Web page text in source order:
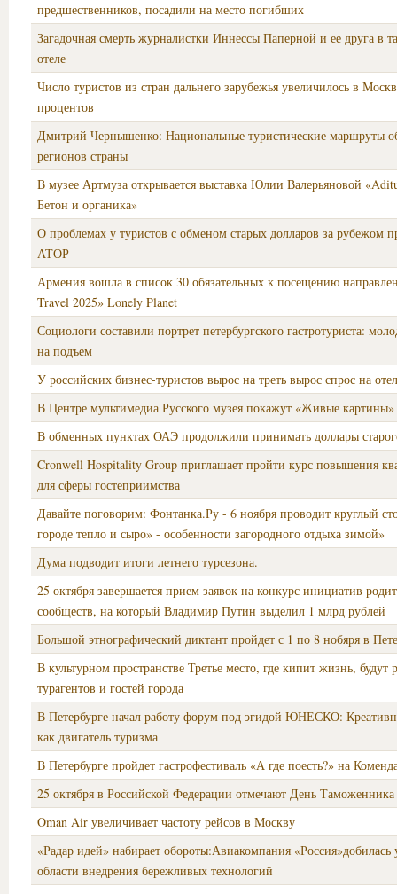
предшественников, посадили на место погибших
Загадочная смерть журналистки Иннессы Паперной и ее друга в
отеле
Число туристов из стран дальнего зарубежья увеличилось в
процентов
Дмитрий Чернышенко: Национальные туристические маршруты
регионов страны
В музее Артмуза открывается выставка Юлии Валерьяновой
Бетон и органика»
О проблемах у туристов с обменом старых долларов за рубежом
АТОР
Армения вошла в список 30 обязательных к посещению
Travel 2025» Lonely Planet
Социологи составили портрет петербургского гастротуриста:
на подъем
У российских бизнес-туристов вырос на треть вырос спрос на
В Центре мультимедиа Русского музея покажут «Живые картины»
В обменных пунктах ОАЭ продолжили принимать доллары
Cronwell Hospitality Group приглашает пройти курс повышения
для сферы гостеприимства
Давайте поговорим: Фонтанка.Ру - 6 ноября проводит круглый
городе тепло и сыро» - особенности загородного отдыха зимой»
Дума подводит итоги летнего турсезона.
25 октября завершается прием заявок на конкурс инициатив
сообществ, на который Владимир Путин выделил 1 млрд рублей
Большой этнографический диктант пройдет с 1 по 8 нобяря в
В культурном пространстве Третье место, где кипит жизнь, будут
турагентов и гостей города
В Петербурге начал работу форум под эгидой ЮНЕСКО:
как двигатель туризма
В Петербурге пройдет гастрофестиваль «А где поесть?» на
25 октября в Российской Федерации отмечают День Таможенника
Oman Air увеличивает частоту рейсов в Москву
«Радар идей» набирает обороты:Авиакомпания «Россия»добилась
области внедрения бережливых технологий